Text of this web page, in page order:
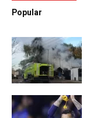
Popular